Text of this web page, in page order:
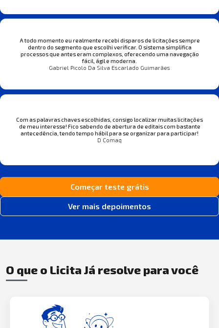
A todo momento eu realmente recebi disparos de licitações sempre
dentro do segmento que escolhi verificar. O sistema simplifica
processos que antes eram complexos, oferecendo uma navegação
fácil, ágil e moderna.
Gabriel Picolo Da Silva Escarlado Guimarães
Com as palavras chaves escolhidas, consigo localizar muitas licitações
de meu interesse! Fico sabendo de abertura de editais com bastante
antecedência, tendo tempo hábil para se organizar para participar!
D Comaq
Começar teste grátis
Ver mais depoimentos
O que o Licita Já resolve para você